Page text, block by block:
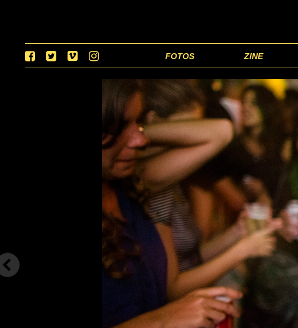
FOTOS ZINE